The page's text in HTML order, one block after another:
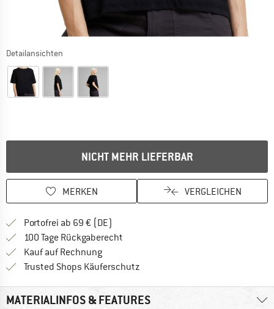
Detailansichten
NICHT MEHR LIEFERBAR
MERKEN VERGLEICHEN
Portofrei ab 69 € (DE)
100 Tage Rückgaberecht
Kauf auf RechnungFinde die Zahlungs-Infos hier! Öffnet
Trusted Shops Käuferschutz
MATERIALINFOS & FEATURES